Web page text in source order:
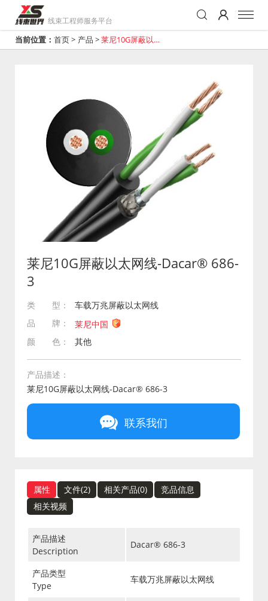
线束工程师服务平台
当前位置： 首页> 产品 >莱尼10G屏蔽以太
莱尼10G屏蔽以太网线-Dacar® 686-
3
类 型：
车载万兆屏蔽以太网线
品 牌：
莱尼中国
颜 色：
其他
产品描述：
莱尼10G屏蔽以太网线-Dacar® 686-3
联系我们
属性 文件(2) 相关产品(0)
竞品信息
相关视频
产品描述
Description
Dacar® 686-3
产品类型
Type
车载万兆屏蔽以太网线